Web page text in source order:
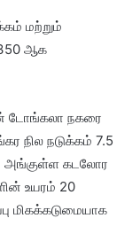
மற்றும்
ஆக
டோங்கலா நகரை
நில நடுக்கம் 7.5
அங்குள்ள கடலோர
உயரம் 20
மிகக்கடுமையாக